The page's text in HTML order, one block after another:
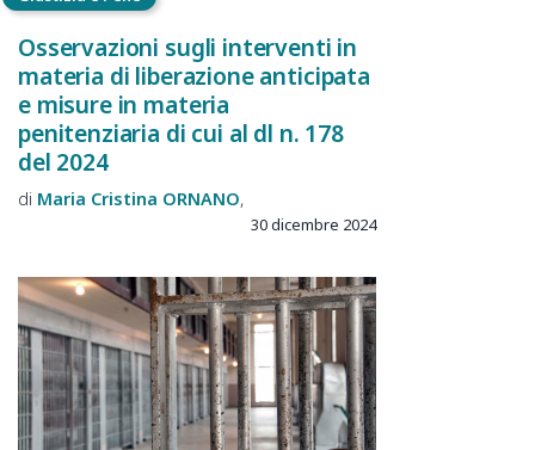
Osservazioni sugli interventi in
materia di liberazione anticipata
e misure in materia
penitenziaria di cui al dl n. 178
del 2024
Maria Cristina ORNANO
30 dicembre 2024